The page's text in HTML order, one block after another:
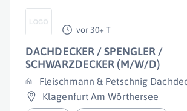
vor 30+ T
DACHDECKER / SPENGLER /
SCHWARZDECKER (M/W/D)
Fleischmann & Petschnig
Klagenfurt Am Wörthersee